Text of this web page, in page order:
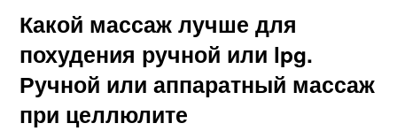
Какой массаж лучше для
похудения ручной или lpg.
Ручной или аппаратный массаж
при целлюлите